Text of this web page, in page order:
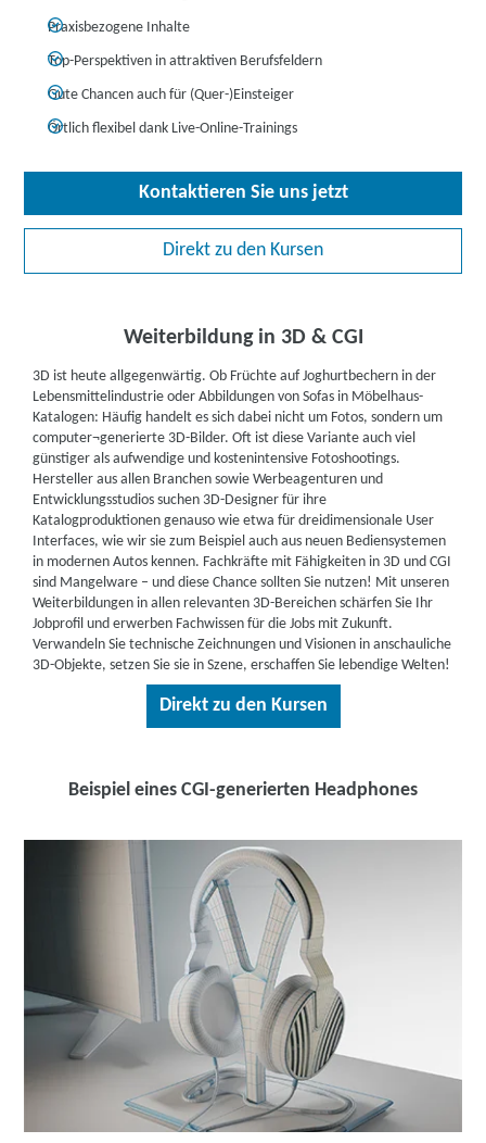
Praxisbezogene Inhalte
Top-Perspektiven in attraktiven Berufsfeldern
Gute Chancen auch für (Quer-)Einsteiger
Örtlich flexibel dank Live-Online-Trainings
Kontaktieren Sie uns jetzt
Direkt zu den Kursen
Weiterbildung in 3D & CGI
3D ist heute allgegenwärtig. Ob Früchte auf Joghurtbechern in der
Lebensmittelindustrie oder Abbildungen von Sofas in Möbelhaus-
Katalogen: Häufig handelt es sich dabei nicht um Fotos, sondern um
computer¬generierte 3D-Bilder. Oft ist diese Variante auch viel
günstiger als aufwendige und kostenintensive Fotoshootings.
Hersteller aus allen Branchen sowie Werbeagenturen und
Entwicklungsstudios suchen 3D-Designer für ihre
Katalogproduktionen genauso wie etwa für dreidimensionale User
Interfaces, wie wir sie zum Beispiel auch aus neuen Bediensystemen
in modernen Autos kennen. Fachkräfte mit Fähigkeiten in 3D und CGI
sind Mangelware – und diese Chance sollten Sie nutzen! Mit unseren
Weiterbildungen in allen relevanten 3D-Bereichen schärfen Sie Ihr
Jobprofil und erwerben Fachwissen für die Jobs mit Zukunft.
Verwandeln Sie technische Zeichnungen und Visionen in anschauliche
3D-Objekte, setzen Sie sie in Szene, erschaffen Sie lebendige Welten!
Direkt zu den Kursen
Beispiel eines CGI-generierten Headphones